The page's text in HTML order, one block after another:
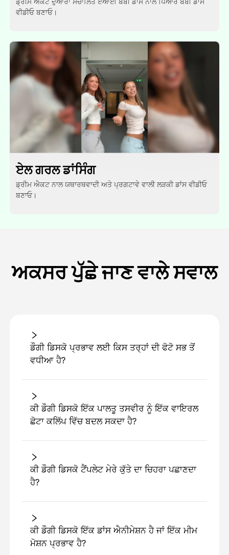
ਵੀਡੀਓ ਬਣਾਓ।
ਏਲ ਗਰਲ ਡਾਂਸਿੰਗ
ਡ੍ਰੀਮ ਐਕਟ ਨਾਲ ਯਥਾਰਥਵਾਦੀ ਅਤੇ ਪ੍ਰਗਟਾਵੇ ਵਾਲੀ ਲੜਕੀ ਡਾਂਸ ਵੀਡੀਓ
ਬਣਾਓ।
ਅਕਸਰ ਪੁੱਛੇ ਜਾਣ ਵਾਲੇ ਸਵਾਲ
ਡੌਗੀ ਡਿਸਕੋ ਪ੍ਰਭਾਵ ਲਈ ਕਿਸ ਤਰ੍ਹਾਂ ਦੀ ਫੋਟੋ ਸਭ ਤੋਂ
ਵਧੀਆ ਹੈ?
ਕੀ ਡੌਗੀ ਡਿਸਕੋ ਇੱਕ ਪਾਲਤੂ ਤਸਵੀਰ ਨੂੰ ਇੱਕ ਵਾਇਰਲ
ਛੋਟਾ ਕਲਿੱਪ ਵਿੱਚ ਬਦਲ ਸਕਦਾ ਹੈ?
ਕੀ ਡੌਗੀ ਡਿਸਕੋ ਟੈਂਪਲੇਟ ਮੇਰੇ ਕੁੱਤੇ ਦਾ ਚਿਹਰਾ ਪਛਾਣਦਾ
ਹੈ?
ਕੀ ਡੌਗੀ ਡਿਸਕੋ ਇੱਕ ਡਾਂਸ ਐਨੀਮੇਸ਼ਨ ਹੈ ਜਾਂ ਇੱਕ ਮੀਮ
ਮੋਸ਼ਨ ਪ੍ਰਭਾਵ ਹੈ?